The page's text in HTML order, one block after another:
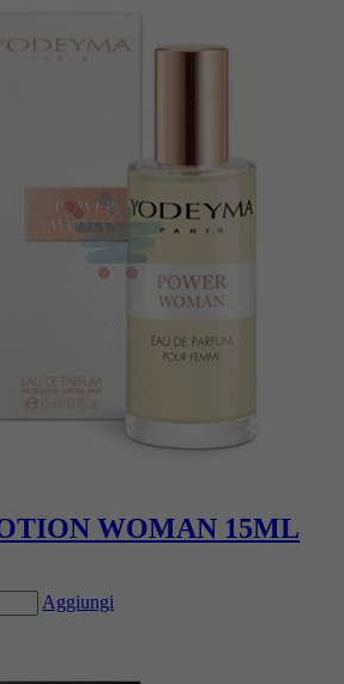
WOMAN 15ML
Aggiungi